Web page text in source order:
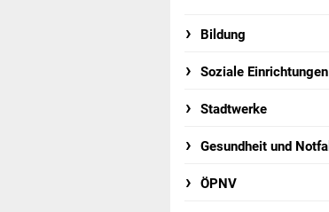
Bildung
Soziale Einrichtungen
Stadtwerke
Gesundheit und Notfall
ÖPNV